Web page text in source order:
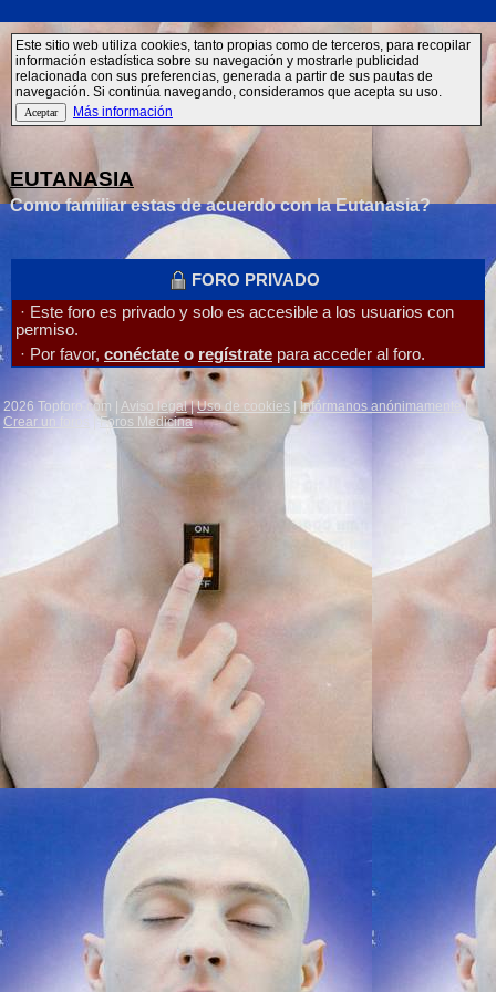
Este sitio web utiliza cookies, tanto propias como de terceros, para recopilar
información estadística sobre su navegación y mostrarle publicidad
relacionada con sus preferencias, generada a partir de sus pautas de
navegación. Si continúa navegando, consideramos que acepta su uso.
Más información
EUTANASIA
Como familiar estas de acuerdo con la Eutanasia?
FORO PRIVADO
· Este foro es privado y solo es accesible a los usuarios con
permiso.
· Por favor, conéctate o regístrate para acceder al foro.
2026 Topforo.com | Aviso legal|Uso de cookies |Infórmanos anónimamente |
Crear un foros
|Foros Medicina